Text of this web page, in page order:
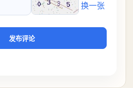
换一张
发布评论